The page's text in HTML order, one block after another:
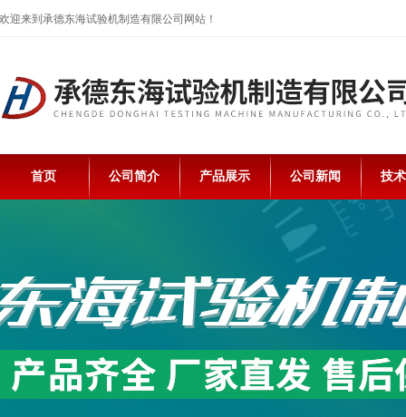
欢迎来到承德东海试验机制造有限公司网站！
首页 公司简介 产品展示 公司新闻 技